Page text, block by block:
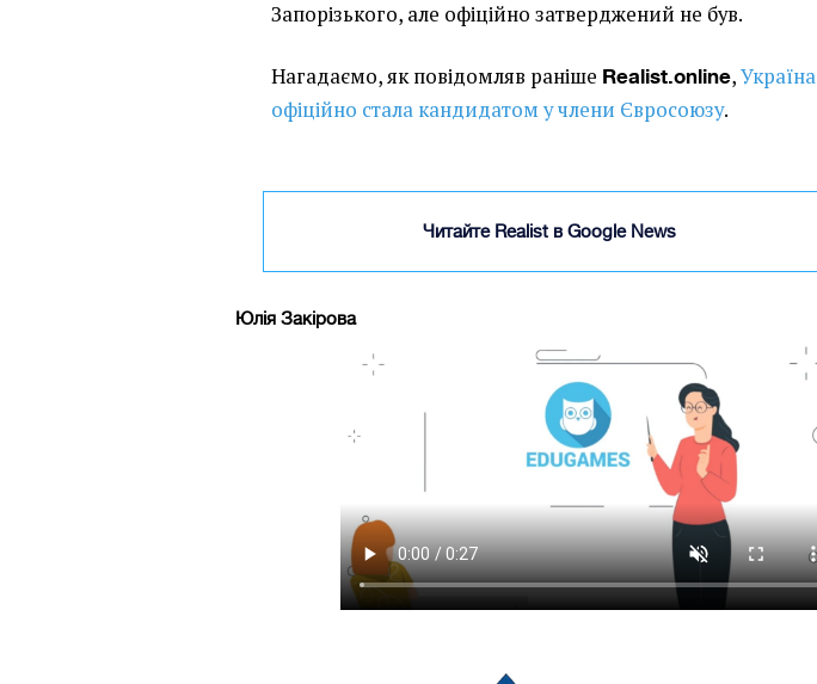
Запорізького, але офіційно затверджений не був.
Нагадаємо, як повідомляв раніше Realist.online,Україна
офіційно стала кандидатом у члени Євросоюзу.
Читайте Realist в Google News
Юлія Закірова